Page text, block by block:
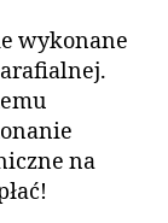
wykonane
na